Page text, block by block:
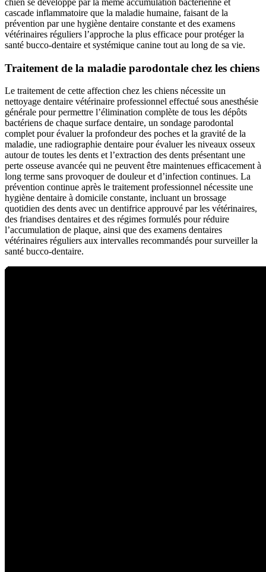
cascade inflammatoire que la maladie humaine, faisant de la
prévention par une hygiène dentaire constante et des examens
vétérinaires réguliers l’approche la plus efficace pour protéger la
santé bucco-dentaire et systémique canine tout au long de sa vie.
Traitement de la maladie parodontale chez les chiens
Le traitement de cette affection chez les chiens nécessite un
nettoyage dentaire vétérinaire professionnel effectué sous anesthésie
générale pour permettre l’élimination complète de tous les dépôts
bactériens de chaque surface dentaire, un sondage parodontal
complet pour évaluer la profondeur des poches et la gravité de la
maladie, une radiographie dentaire pour évaluer les niveaux osseux
autour de toutes les dents et l’extraction des dents présentant une
perte osseuse avancée qui ne peuvent être maintenues efficacement à
long terme sans provoquer de douleur et d’infection continues. La
prévention continue après le traitement professionnel nécessite une
hygiène dentaire à domicile constante, incluant un brossage
quotidien des dents avec un dentifrice approuvé par les vétérinaires,
des friandises dentaires et des régimes formulés pour réduire
l’accumulation de plaque, ainsi que des examens dentaires
vétérinaires réguliers aux intervalles recommandés pour surveiller la
santé bucco-dentaire.